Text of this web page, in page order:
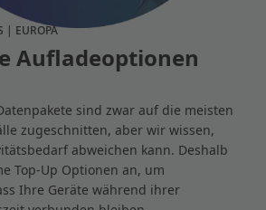
| EUROPA
Aufladeoptionen
sind zwar auf die meisten
zugeschnitten, aber wir wissen,
abweichen kann. Deshalb
Top-Up Optionen an, um
Ihre Geräte während ihrer